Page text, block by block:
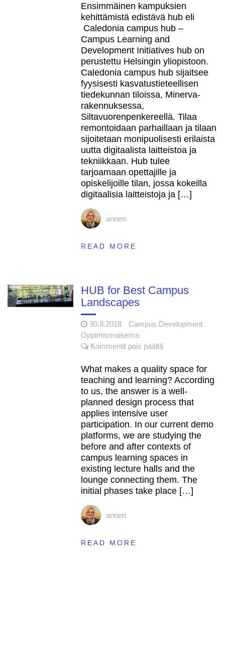
campus
hub
–
uusi
yhteisöllinen
kampusten
oppimismaisemien
kehittämisen
tila
Ensimmäinen kampuksien
kehittämistä edistävä hub eli
Caledonia campus hub –
Campus Learning and
Development Initiatives hub on
perustettu Helsingin yliopistoon.
Caledonia campus hub sijaitsee
fyysisesti kasvatustieteellisen
tiedekunnan tiloissa, Minerva-
rakennuksessa,
Siltavuorenpenkereellä. Tilaa
remontoidaan parhaillaan ja tilaan
sijoitetaan monipuolisesti erilaista
uutta digitaalista laitteistoa ja
tekniikkaan. Hub tulee
tarjoamaan opettajille ja
opiskelijoille tilan, jossa kokeilla
digitaalisia laitteistoja ja […]
annen
READ MORE
HUB for Best Campus
Landscapes
30.8.2018
Campus Development
Oppimismaisema
Kommentit pois päältä
for
Best
Campus
Landscapes
What makes a quality space for
teaching and learning? According
to us, the answer is a well-
planned design process that
applies intensive user
participation. In our current demo
platforms, we are studying the
before and after contexts of
campus learning spaces in
existing lecture halls and the
lounge connecting them. The
initial phases take place […]
annen
READ MORE